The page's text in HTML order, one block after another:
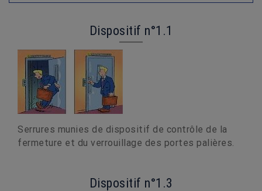
Dispositif n°1.1
Serrures munies de dispositif de contrôle de la
fermeture et du verrouillage des portes palières.
Dispositif n°1.3